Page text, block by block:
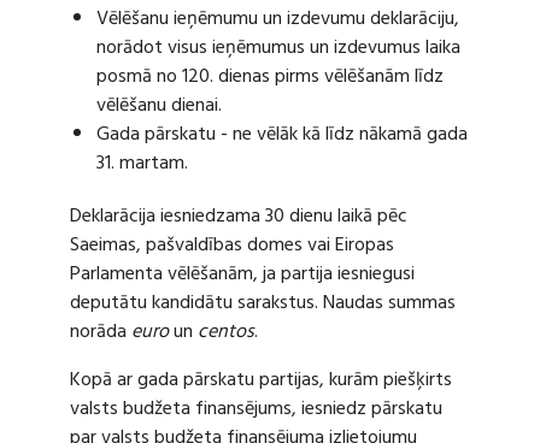
Vēlēšanu ieņēmumu un izdevumu deklarāciju,
norādot visus ieņēmumus un izdevumus laika
posmā no 120. dienas pirms vēlēšanām līdz
vēlēšanu dienai.
Gada pārskatu - ne vēlāk kā līdz nākamā gada
31. martam.
Deklarācija iesniedzama 30 dienu laikā pēc
Saeimas, pašvaldības domes vai Eiropas
Parlamenta vēlēšanām, ja partija iesniegusi
deputātu kandidātu sarakstus. Naudas summas
norāda euroun centos.
Kopā ar gada pārskatu partijas, kurām piešķirts
valsts budžeta finansējums, iesniedz pārskatu
par valsts budžeta finansējuma izlietojumu